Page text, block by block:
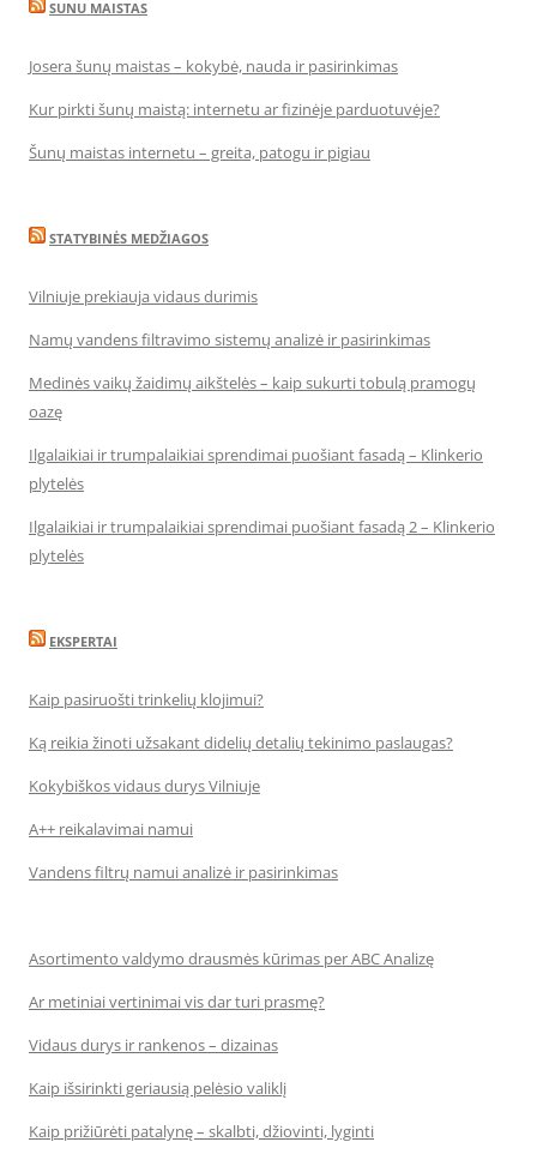
SUNU MAISTAS
Josera šunų maistas – kokybė, nauda ir pasirinkimas
Kur pirkti šunų maistą: internetu ar fizinėje parduotuvėje?
Šunų maistas internetu – greita, patogu ir pigiau
STATYBINĖS MEDŽIAGOS
Vilniuje prekiauja vidaus durimis
Namų vandens filtravimo sistemų analizė ir pasirinkimas
Medinės vaikų žaidimų aikštelės – kaip sukurti tobulą pramogų
oazę
Ilgalaikiai ir trumpalaikiai sprendimai puošiant fasadą – Klinkerio
plytelės
Ilgalaikiai ir trumpalaikiai sprendimai puošiant fasadą 2 – Klinkerio
plytelės
EKSPERTAI
Kaip pasiruošti trinkelių klojimui?
Ką reikia žinoti užsakant didelių detalių tekinimo paslaugas?
Kokybiškos vidaus durys Vilniuje
A++ reikalavimai namui
Vandens filtrų namui analizė ir pasirinkimas
Asortimento valdymo drausmės kūrimas per ABC Analizę
Ar metiniai vertinimai vis dar turi prasmę?
Vidaus durys ir rankenos – dizainas
Kaip išsirinkti geriausią pelėsio valiklį
Kaip prižiūrėti patalynę – skalbti, džiovinti, lyginti